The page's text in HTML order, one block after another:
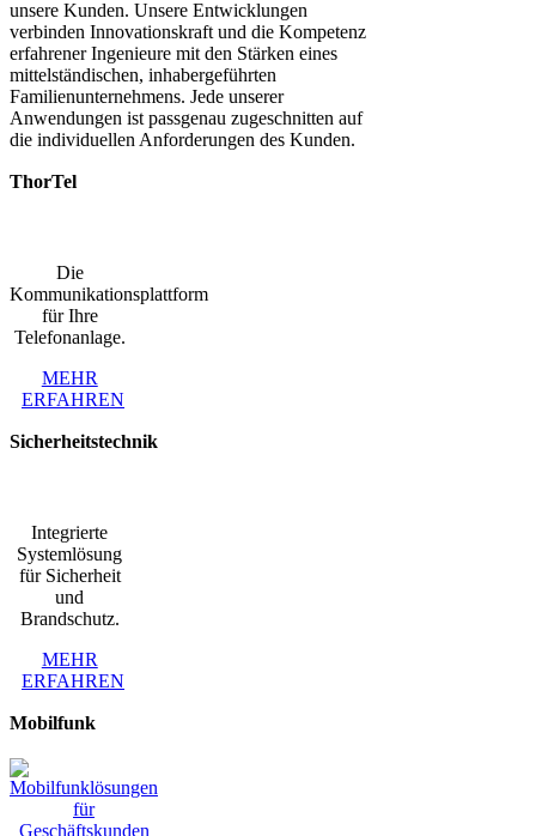
unsere Kunden. Unsere Entwicklungen
verbinden Innovationskraft und die Kompetenz
erfahrener Ingenieure mit den Stärken eines
mittelständischen, inhabergeführten
Familienunternehmens. Jede unserer
Anwendungen ist passgenau zugeschnitten auf
die individuellen Anforderungen des Kunden.
ThorTel
Die
Kommunikationsplattform
für Ihre
Telefonanlage.
MEHR
ERFAHREN
Sicherheitstechnik
Integrierte
Systemlösung
für Sicherheit
und
Brandschutz.
MEHR
ERFAHREN
Mobilfunk